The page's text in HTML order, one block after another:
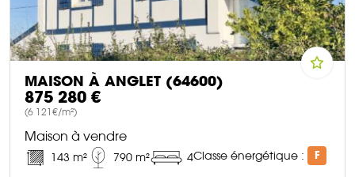
MAISON À ANGLET (64600)
875 280 €
(6 121€/m²)
Maison à vendre
143 m² 790 m² 4Classe énergétique : F